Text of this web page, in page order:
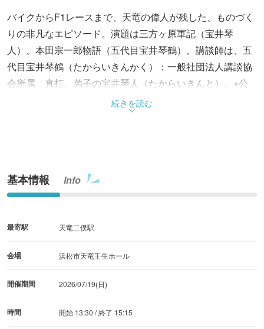
バイクからF1レースまで、天竜の偉人が残した、ものづく
りの非凡なエピソード。演題は三方ヶ原軍記（宝井琴
人）、本田宗一郎物語（五代目宝井琴鶴）。講談師は、五
代目宝井琴鶴（たからいきんかく）：一般社団法人講談協
会所属 真打、弟子の宝井琴人（たからいきんと）。※公
演当日「本田宗一郎深掘りかるた大会」開催、詳細は壬生
ホールHPを参照。小学3年生以上対象。定員30名。参加申
続きを読む
基本情報 Info
最寄駅 天竜二俣駅
会場 浜松市天竜壬生ホール
開催期間 2026/07/19(日)
時間 開始 13:30 / 終了 15:15